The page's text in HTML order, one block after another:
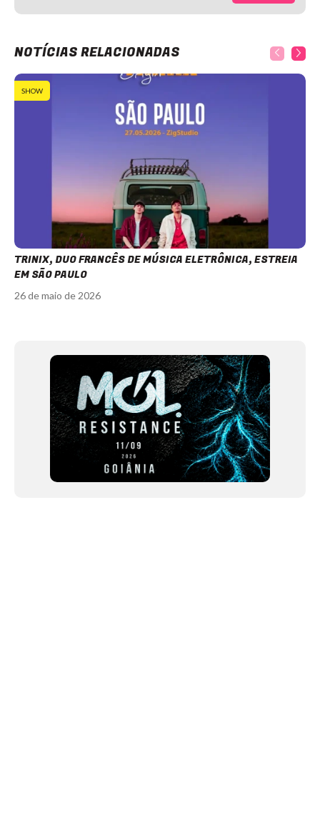
NOTÍCIAS RELACIONADAS
SHOW
TRINIX, DUO FRANCÊS DE MÚSICA ELETRÔNICA, ESTREIA
EM SÃO PAULO
26 de maio de 2026